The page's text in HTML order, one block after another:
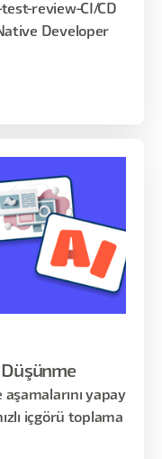
review-CI/CD
Developer
Düşünme
aşamalarını yapay
içgörü toplama